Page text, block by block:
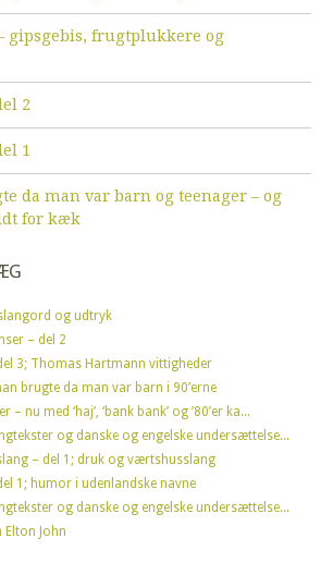
gipsgebis, frugtplukkere og
2
1
da man var barn og teenager – og
for kæk
og udtryk
– del 2
3; Thomas Hartmann vittigheder
brugte da man var barn i 90’erne
nu med ‘haj’, ‘bank bank’ og ’80’er ka...
og danske og engelske undersættelse...
– del 1; druk og værtshusslang
1; humor i udenlandske navne
og danske og engelske undersættelse...
John